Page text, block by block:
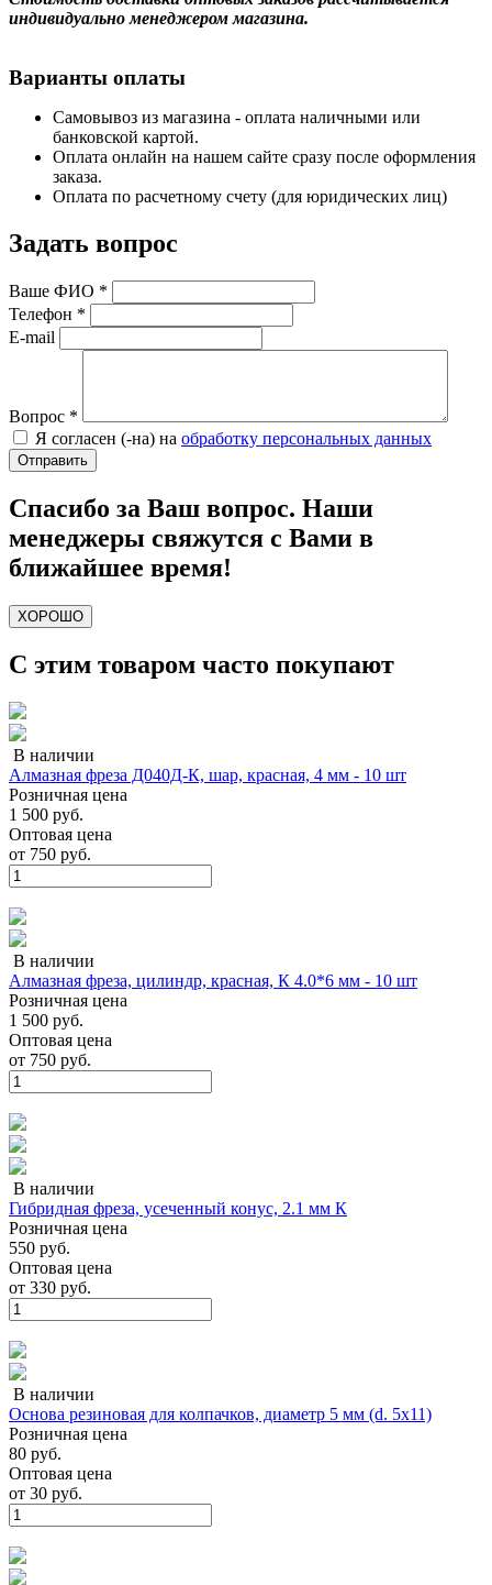
индивидуально менеджером магазина.
Варианты оплаты
Самовывоз из магазина - оплата наличными или
банковской картой.
Оплата онлайн на нашем сайте сразу после оформления
заказа.
Оплата по расчетному счету (для юридических лиц)
Задать вопрос
Ваше ФИО *
Телефон *
E-mail
Вопрос *
Я согласен (-на) на обработку персональных данных
Спасибо за Ваш вопрос. Наши
менеджеры свяжутся с Вами в
ближайшее время!
ХОРОШО
С этим товаром часто покупают
В наличии
Алмазная фреза Д040Д-К, шар, красная, 4 мм - 10 шт
Розничная цена
1 500 руб.
Оптовая цена
от 750 руб.
В наличии
Алмазная фреза, цилиндр, красная, К 4.0*6 мм - 10 шт
Розничная цена
1 500 руб.
Оптовая цена
от 750 руб.
В наличии
Гибридная фреза, усеченный конус, 2.1 мм К
Розничная цена
550 руб.
Оптовая цена
от 330 руб.
В наличии
Основа резиновая для колпачков, диаметр 5 мм (d. 5x11)
Розничная цена
80 руб.
Оптовая цена
от 30 руб.